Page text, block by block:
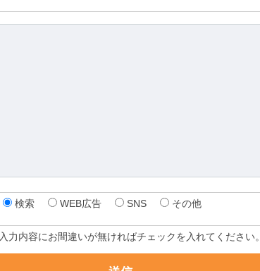
検索 WEB広告 SNS その他
入力内容にお間違いが無ければチェックを入れてください。